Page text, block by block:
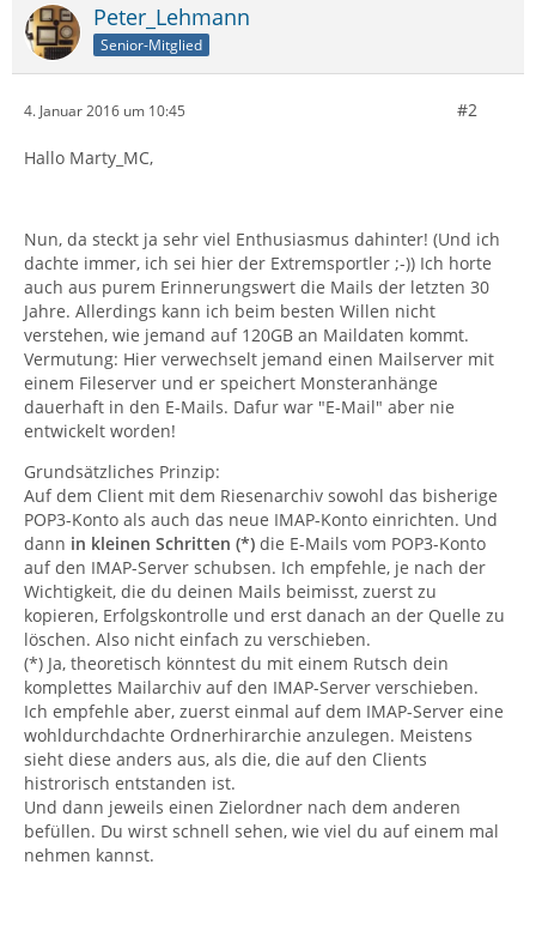
Peter_Lehmann
Senior-Mitglied
4. Januar 2016 um 10:45 #2
Hallo Marty_MC,
Nun, da steckt ja sehr viel Enthusiasmus dahinter! (Und ich
dachte immer, ich sei hier der Extremsportler ;-)) Ich horte
auch aus purem Erinnerungswert die Mails der letzten 30
Jahre. Allerdings kann ich beim besten Willen nicht
verstehen, wie jemand auf 120GB an Maildaten kommt.
Vermutung: Hier verwechselt jemand einen Mailserver mit
einem Fileserver und er speichert Monsteranhänge
dauerhaft in den E-Mails. Dafur war "E-Mail" aber nie
entwickelt worden!
Grundsätzliches Prinzip:
Auf dem Client mit dem Riesenarchiv sowohl das bisherige
POP3-Konto als auch das neue IMAP-Konto einrichten. Und
dann in kleinen Schritten (*) die E-Mails vom POP3-Konto
auf den IMAP-Server schubsen. Ich empfehle, je nach der
Wichtigkeit, die du deinen Mails beimisst, zuerst zu
kopieren, Erfolgskontrolle und erst danach an der Quelle zu
löschen. Also nicht einfach zu verschieben.
(*) Ja, theoretisch könntest du mit einem Rutsch dein
komplettes Mailarchiv auf den IMAP-Server verschieben.
Ich empfehle aber, zuerst einmal auf dem IMAP-Server eine
wohldurchdachte Ordnerhirarchie anzulegen. Meistens
sieht diese anders aus, als die, die auf den Clients
histrorisch entstanden ist.
Und dann jeweils einen Zielordner nach dem anderen
befüllen. Du wirst schnell sehen, wie viel du auf einem mal
nehmen kannst.